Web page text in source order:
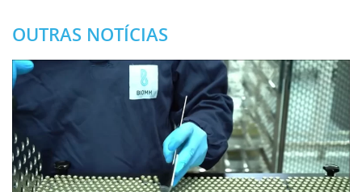
OUTRAS NOTÍCIAS